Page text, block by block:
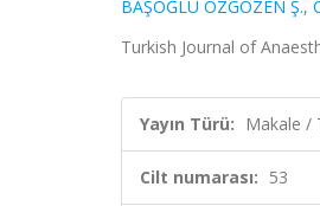
BAŞOĞLU ÖZGÖZEN Ş.,
Turkish Journal of
Yayın Türü: Makale /
Cilt numarası: 53